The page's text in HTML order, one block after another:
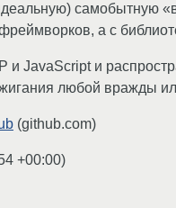
самобытную
а с
JavaScript и
любой вражды
(github.com)
+00:00)